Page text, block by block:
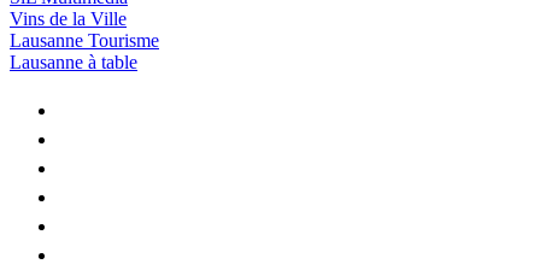
Vins de la Ville
Lausanne Tourisme
Lausanne à table